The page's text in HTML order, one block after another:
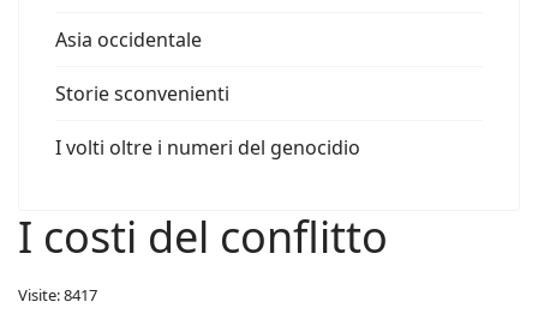
Asia occidentale
Storie sconvenienti
I volti oltre i numeri del genocidio
I costi del conflitto
Visite: 8417